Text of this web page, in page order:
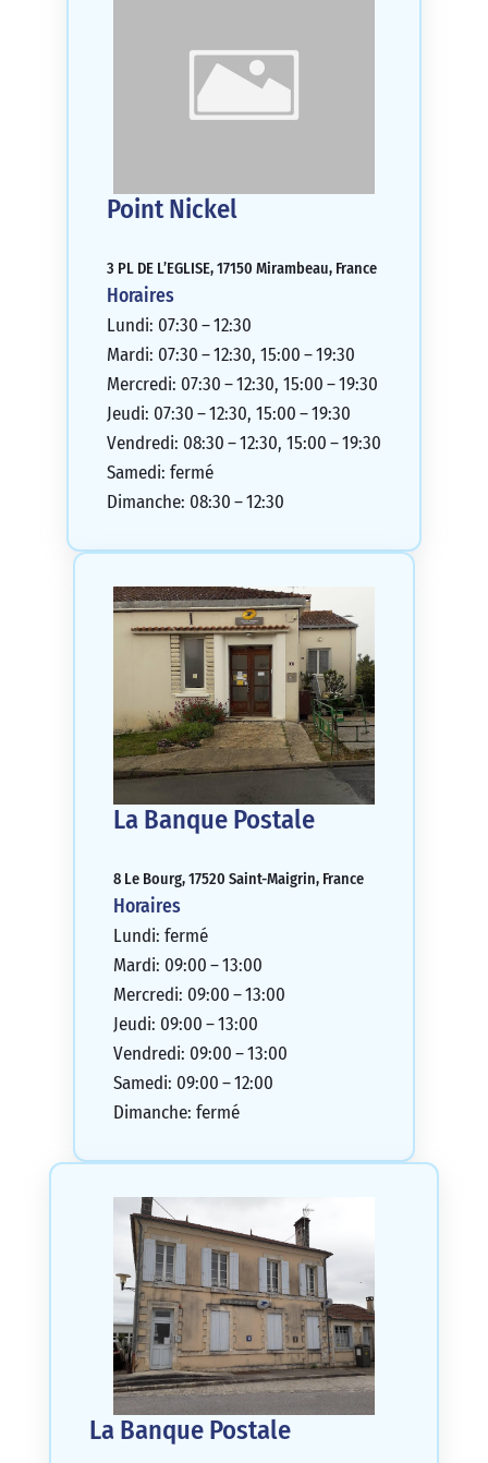
Point Nickel
3 PL DE L’EGLISE, 17150 Mirambeau, France
Horaires
Lundi: 07:30 – 12:30
Mardi: 07:30 – 12:30, 15:00 – 19:30
Mercredi: 07:30 – 12:30, 15:00 – 19:30
Jeudi: 07:30 – 12:30, 15:00 – 19:30
Vendredi: 08:30 – 12:30, 15:00 – 19:30
Samedi: fermé
Dimanche: 08:30 – 12:30
La Banque Postale
8 Le Bourg, 17520 Saint-Maigrin, France
Horaires
Lundi: fermé
Mardi: 09:00 – 13:00
Mercredi: 09:00 – 13:00
Jeudi: 09:00 – 13:00
Vendredi: 09:00 – 13:00
Samedi: 09:00 – 12:00
Dimanche: fermé
La Banque Postale